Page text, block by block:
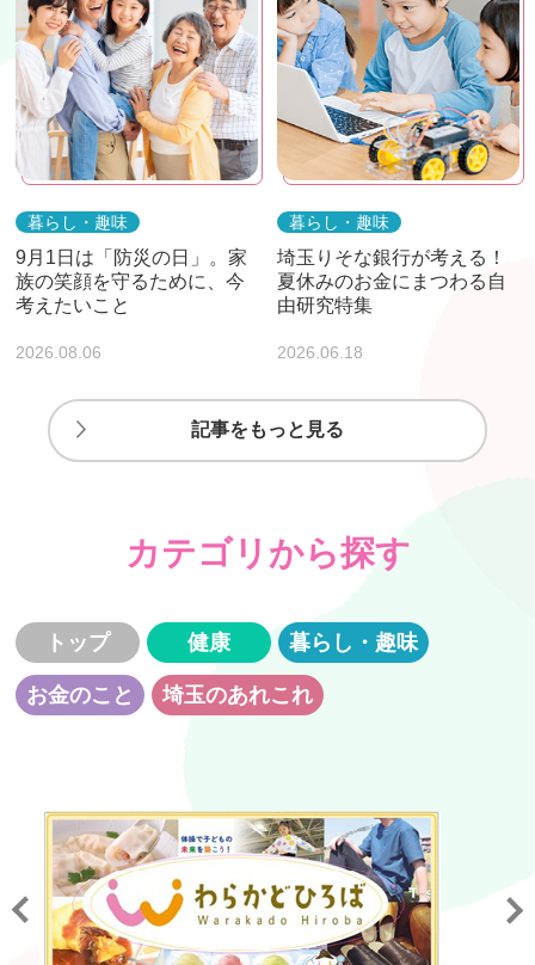
暮らし・趣味
9月1日は「防災の日」。家
族の笑顔を守るために、今
考えたいこと
2026.08.06
暮らし・趣味
埼玉りそな銀行が考える！
夏休みのお金にまつわる自
由研究特集
2026.06.18
記事をもっと見る
カテゴリから探す
トップ 健康 暮らし・趣味
お金のこと 埼玉のあれこれ